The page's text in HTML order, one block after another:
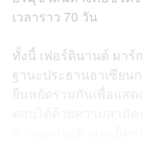
เวลาราว 70 วัน
ทั้งนี้ เฟอร์ดินานด์ มาร์
ฐานะประธานอาเซียน
ยืนหยัดร่วมกันเพื่อแสด